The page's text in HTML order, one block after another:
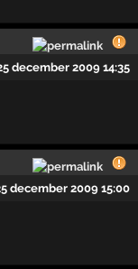
december 2009 14:35
december 2009 15:00